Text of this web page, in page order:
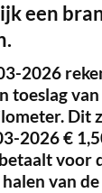
Maak
favoriet!
een
2026
toeslag van
Dit
2026 €
voor
van